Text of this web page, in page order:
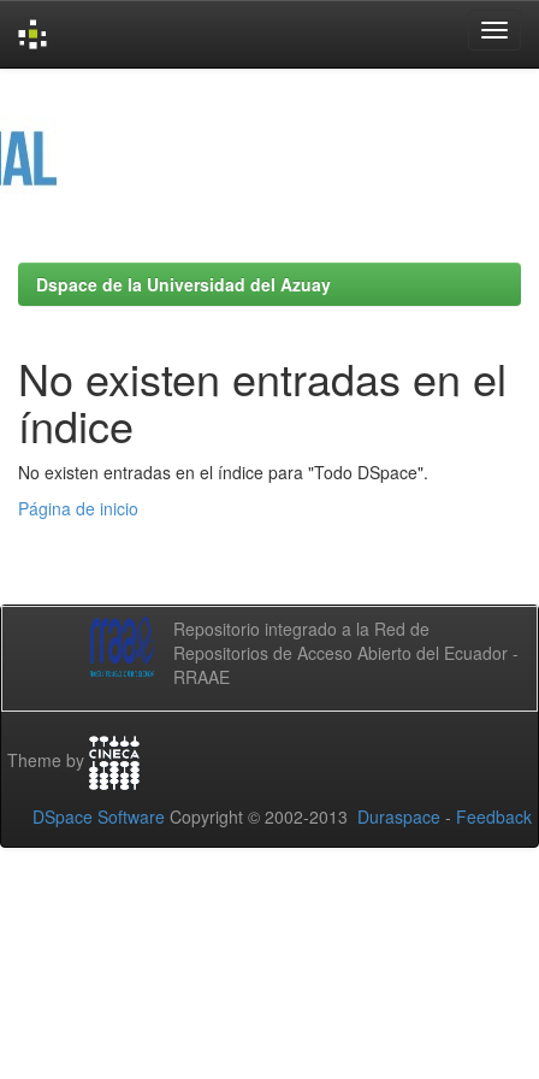
Dspace de la Universidad del Azuay
No existen entradas en el
índice
No existen entradas en el índice para "Todo DSpace".
Página de inicio
Repositorio integrado a la Red de
Repositorios de Acceso Abierto del Ecuador -
RRAAE
Theme by
DSpace Software Copyright © 2002-2013 Duraspace - Feedback